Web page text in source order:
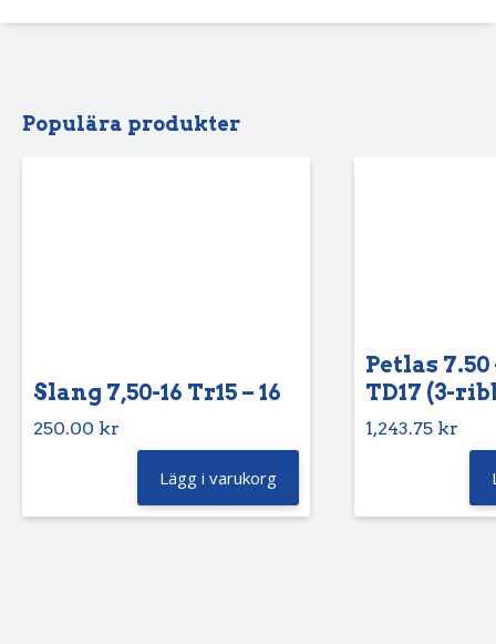
Populära produkter
Slang 7,50-16 Tr15 – 16
250.00 kr
Lägg i varukorg
Petlas 7.50
TD17 (3-
1,243.75 kr